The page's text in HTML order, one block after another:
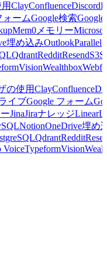
ClayConfluenceDiscord
ォームGoogle検索
Mem0 メモリー
埋め込みOutlookParallel
QdrantRedditResendS3
VisionWealthbox
の使用ClayConfluence
イブGoogle フォーム
JinaJiraナレッジLinear
NotionOneDrive埋め
QdrantReddit
VoiceTypeformVision